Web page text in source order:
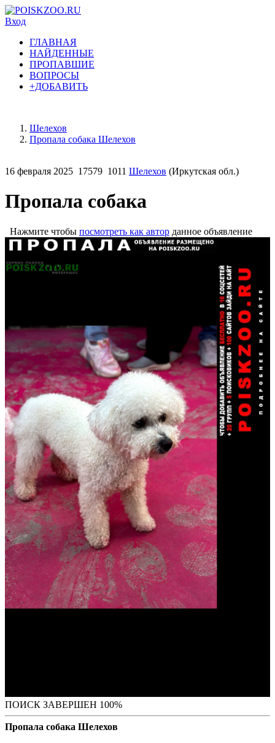
Вход
ГЛАВНАЯ
НАЙДЕННЫЕ
ПРОПАВШИЕ
ВОПРОСЫ
+ДОБАВИТЬ
Шелехов
Пропала собака Шелехов
16 февраля 2025 17579 1011 Шелехов (Иркутская обл.)
Пропала собака
Нажмите чтобы посмотреть как автор данное объявление
ПОИСК ЗАВЕРШЕН 100%
Пропала собака Шелехов